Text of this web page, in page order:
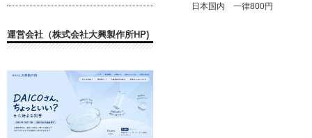
日本国内 一律800円
運営会社（株式会社大興製作所HP)